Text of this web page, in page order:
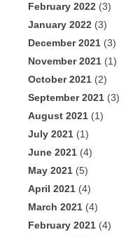
February 2022 (3)
January 2022 (3)
December 2021 (3)
November 2021 (1)
October 2021 (2)
September 2021 (3)
August 2021 (1)
July 2021 (1)
June 2021 (4)
May 2021 (5)
April 2021 (4)
March 2021 (4)
February 2021 (4)